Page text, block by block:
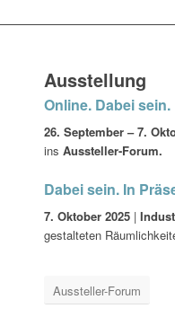
Ausstellung
Online. Dabei sein.
26. September – 7.
ins Aussteller-Forum.
Dabei sein. In
7. Oktober 2025 |
gestalteten
Aussteller-Forum